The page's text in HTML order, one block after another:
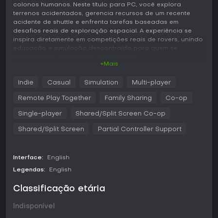
colonos humanos. Neste título para PC, você explora
terrenos acidentados, gerencia recursos de um recente
acidente de shuttle e enfrenta tarefas baseadas em
desafios reais de exploração espacial. A experiência se
inspira diretamente em competições reais de rovers, unindo
educação e simulação descontraída para quem se
No coração do jogo, você pilota um rover personalizável
por uma paisagem lunar detalhada, escaneada de dados
pessoa para explorar, coletar recursos e preparar locais. A
interagir com detritos de acidentes e usar materiais
terrenos e missões.
Os controles são intuitivos para um sim, com física de
superfícies irregulares. Você toma decisões estratégicas,
obstáculos, refletindo as complexidades reais de
+Mais
Indie Casual Simulation Multi-player
Remote Play Together Family Sharing Co-op
Single-player Shared/Split Screen Co-op
Shared/Split Screen Partial Controller Support
Interface: English
Legendas: English
Classificação etária
Indisponível